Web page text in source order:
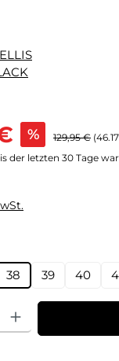
% Regulärer
129,95 €
der letzten 30 Tage
38 39 40
Gib den gewünschten